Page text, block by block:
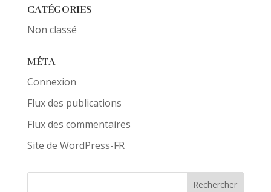
CATÉGORIES
Non classé
MÉTA
Connexion
Flux des publications
Flux des commentaires
Site de WordPress-FR